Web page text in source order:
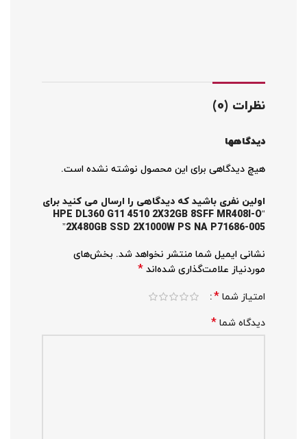
نظرات (0)
دیدگاهها
هیچ دیدگاهی برای این محصول نوشته نشده است.
اولین نفری باشید که دیدگاهی را ارسال می کنید برای
“HPE DL360 G11 4510 2X32GB 8SFF MR408I-O
2X480GB SSD 2X1000W PS NA P71686-005”
نشانی ایمیل شما منتشر نخواهد شد. بخش‌های
موردنیاز علامت‌گذاری شده‌اند *
امتیاز شما *
دیدگاه شما *